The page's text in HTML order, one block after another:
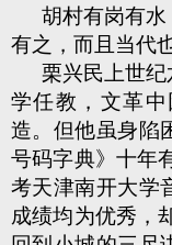
胡村有岗有
有之，而且当代
栗兴民上世
学任教，文革
造。但他虽身陷
号码字典》十年
考天津南开大学
成绩均为优秀，